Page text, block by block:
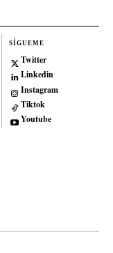
SÍGUEME
Twitter
Linkedin
Instagram
Tiktok
Youtube